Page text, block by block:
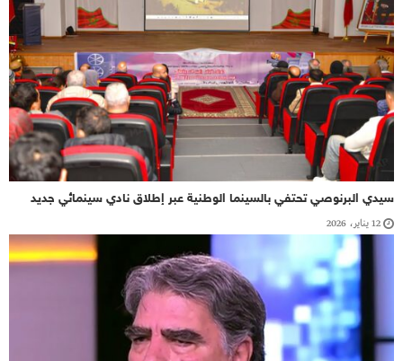
سيدي البرنوصي تحتفي بالسينما الوطنية عبر إطلاق نادي سينمائي جديد
12 يناير، 2026